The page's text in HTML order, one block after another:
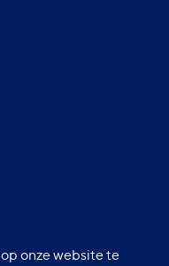
onze website te